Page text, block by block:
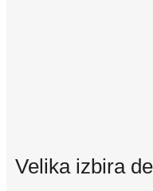
Velika izbira